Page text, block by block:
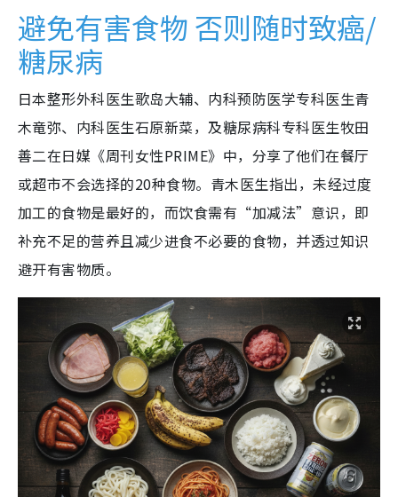
避免有害食物 否则随时致癌/
糖尿病
日本整形外科医生歌岛大辅、内科预防医学专科医生青
木竜弥、内科医生石原新菜，及糖尿病科专科医生牧田
善二在日媒《周刊女性PRIME》中，分享了他们在餐厅
或超市不会选择的20种食物。青木医生指出，未经过度
加工的食物是最好的，而饮食需有“加减法”意识，即
补充不足的营养且减少进食不必要的食物，并透过知识
避开有害物质。